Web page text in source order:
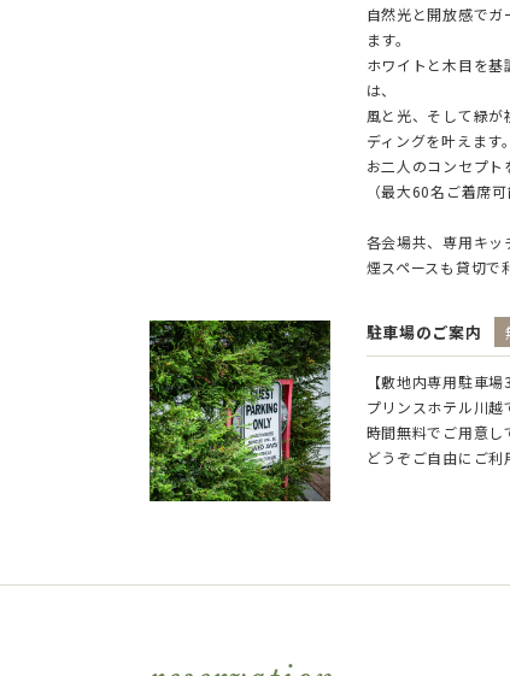
自然光と開放感で
ます。
ホワイトと木目を
は、
風と光、そして緑
ディングを叶えます。
お二人のコンセプト
（最大60名ご着席可
各会場共、専用キ
煙スペースも貸切で
駐車場のご案内
【敷地内専用駐車場
プリンスホテル川
時間無料でご用意し
どうぞご自由にご利